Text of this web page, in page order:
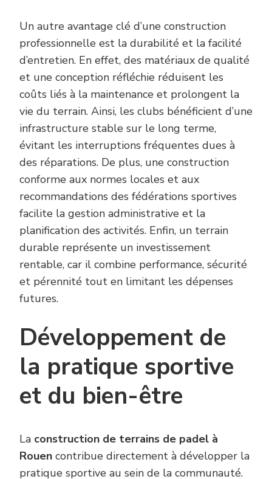
Un autre avantage clé d’une construction
professionnelle est la durabilité et la facilité
d’entretien. En effet, des matériaux de qualité
et une conception réfléchie réduisent les
coûts liés à la maintenance et prolongent la
vie du terrain. Ainsi, les clubs bénéficient d’une
infrastructure stable sur le long terme,
évitant les interruptions fréquentes dues à
des réparations. De plus, une construction
conforme aux normes locales et aux
recommandations des fédérations sportives
facilite la gestion administrative et la
planification des activités. Enfin, un terrain
durable représente un investissement
rentable, car il combine performance, sécurité
et pérennité tout en limitant les dépenses
futures.
Développement de
la pratique sportive
et du bien-être
La construction de terrains de padel à
Rouen contribue directement à développer la
pratique sportive au sein de la communauté.